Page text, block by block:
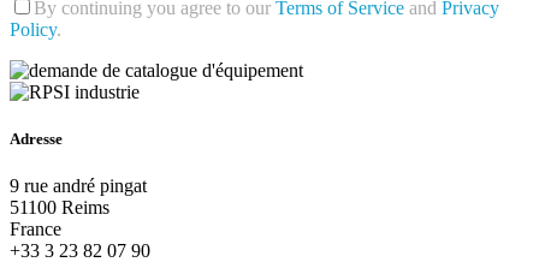
By continuing you agree to our Terms of Service and Privacy
Policy.
Adresse
9 rue andré pingat
51100 Reims
France
+33 3 23 82 07 90